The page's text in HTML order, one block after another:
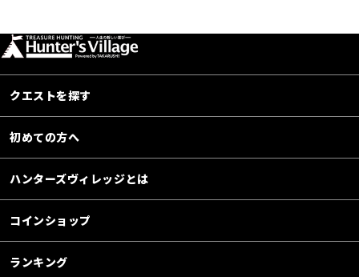
クエストを探す
初めての方へ
ハンターズヴィレッジとは
コインショップ
ランキング